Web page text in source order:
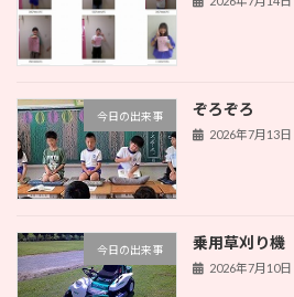
今日の出来事 ぞろぞろ
2026年7月13日
今日の出来事 乗用草刈り機
2026年7月10日